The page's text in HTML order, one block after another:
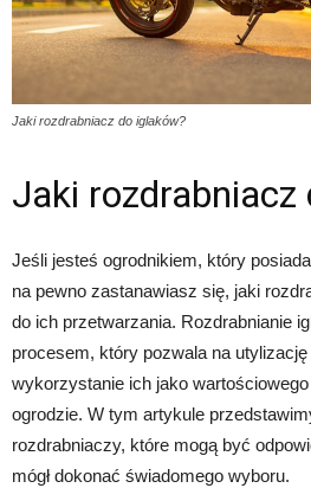
Jaki rozdrabniacz do iglaków?
Jaki rozdrabniacz
Jeśli jesteś ogrodnikiem, który
na pewno zastanawiasz się, jaki
do ich przetwarzania. Rozdrabnianie
procesem, który pozwala na
wykorzystanie ich jako
ogrodzie. W tym artykule
rozdrabniaczy, które mogą być
mógł dokonać świadomego wyboru.